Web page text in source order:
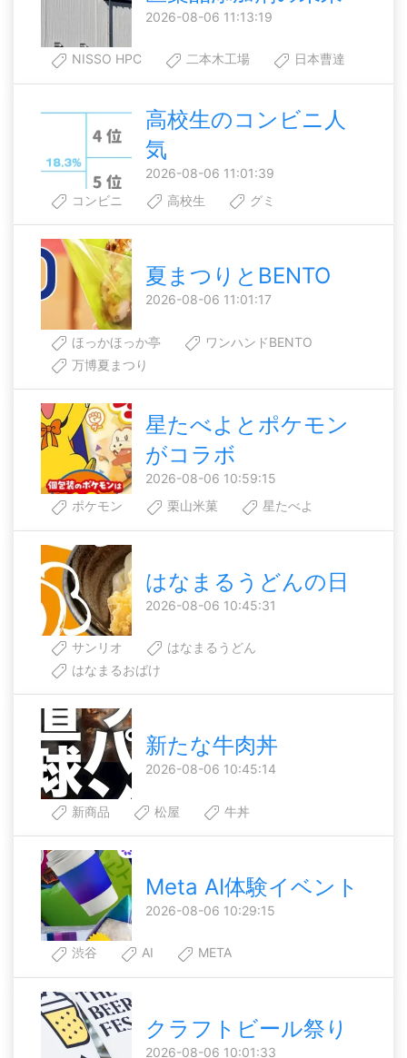
2026-08-06 11:13:19
NISSO HPC 二本木工場 日本曹達
高校生のコンビニ人
気
2026-08-06 11:01:39
コンビニ
高校生 グミ
夏まつりとBENTO
2026-08-06 11:01:17
ほっかほっか亭
ワンハンドBENTO
万博夏まつり
星たべよとポケモン
がコラボ
2026-08-06 10:59:15
ポケモン
栗山米菓 星たべよ
はなまるうどんの日
2026-08-06 10:45:31
サンリオ
はなまるうどん
はなまるおばけ
新たな牛肉丼
2026-08-06 10:45:14
新商品 松屋 牛丼
Meta AI体験イベント
2026-08-06 10:29:15
渋谷 AI META
クラフトビール祭り
2026-08-06 10:01:33